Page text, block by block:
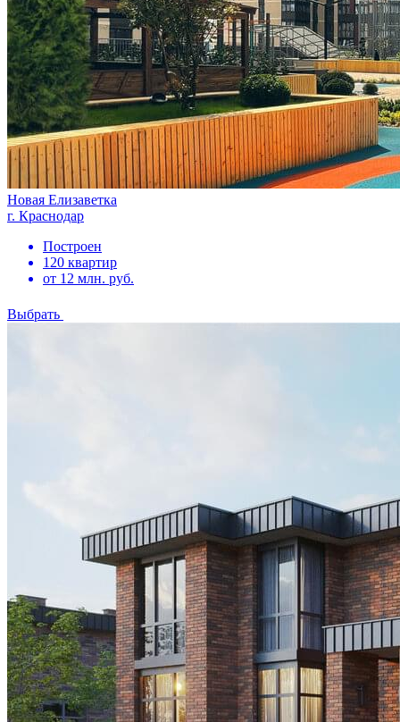
Новая Елизаветка
г. Краснодар
Построен
120 квартир
от 12 млн. руб.
Выбрать